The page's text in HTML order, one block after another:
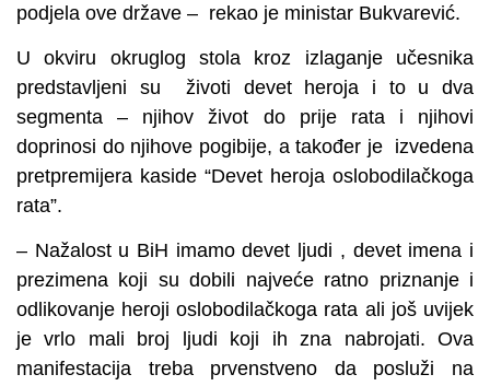
podjela ove države – rekao je ministar Bukvarević.
U okviru okruglog stola kroz izlaganje učesnika
predstavljeni su životi devet heroja i to u dva
segmenta – njihov život do prije rata i njihovi
doprinosi do njihove pogibije, a također je izvedena
pretpremijera kaside “Devet heroja oslobodilačkoga
rata”.
– Nažalost u BiH imamo devet ljudi , devet imena i
prezimena koji su dobili najveće ratno priznanje i
odlikovanje heroji oslobodilačkoga rata ali još uvijek
je vrlo mali broj ljudi koji ih zna nabrojati. Ova
manifestacija treba prvenstveno da posluži na